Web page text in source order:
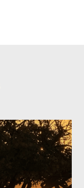
Saturday